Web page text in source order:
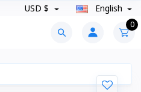
USD $ English
0